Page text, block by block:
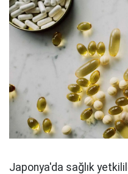
Japonya'da sağlık